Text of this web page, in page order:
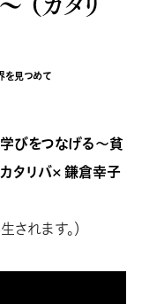
を見つめて
学びをつなげる～貧
タリバ× 鎌倉幸子
されます。）